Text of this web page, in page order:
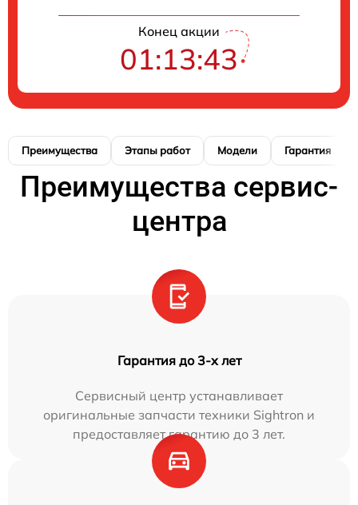
Конец акции
01:13:42
Преимущества Этапы работ Модели Гарантия
Преимущества сервис-
центра
Гарантия до 3-х лет
Сервисный центр устанавливает
оригинальные запчасти техники Sightron и
предоставляет гарантию до 3 лет.